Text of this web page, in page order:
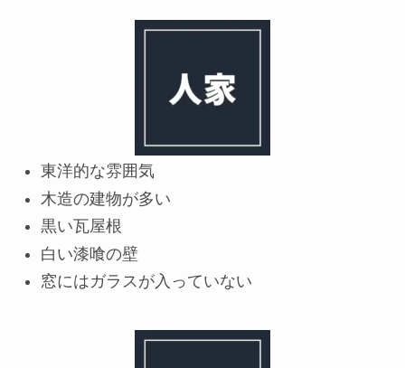
東洋的な雰囲気
木造の建物が多い
黒い瓦屋根
白い漆喰の壁
窓にはガラスが入っていない